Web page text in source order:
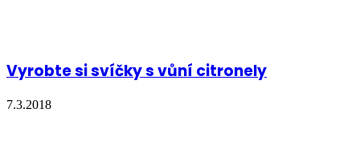
Vyrobte si svíčky s vůní citronely
7.3.2018